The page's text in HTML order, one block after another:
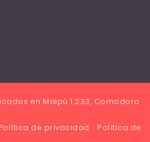
en Maipú 1.233, Comodoro
de privacidad
Política de